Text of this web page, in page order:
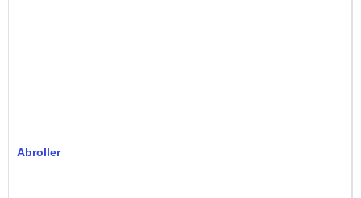
Abroller